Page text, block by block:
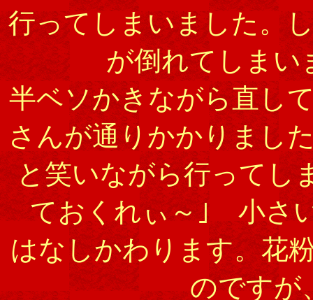
行ってしまいました。
が倒れてしまい
半ベソかきながら直し
さんが通りかかりまし
と笑いながら行ってし
ておくれぃ～｣ 小さ
はなしかわります。花
のですが